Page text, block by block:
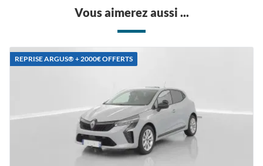
Vous aimerez aussi ...
REPRISE ARGUS®️ + 2000€ OFFERTS